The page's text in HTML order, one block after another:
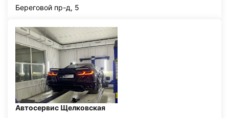
Береговой пр-д, 5
Автосервис Щелковская